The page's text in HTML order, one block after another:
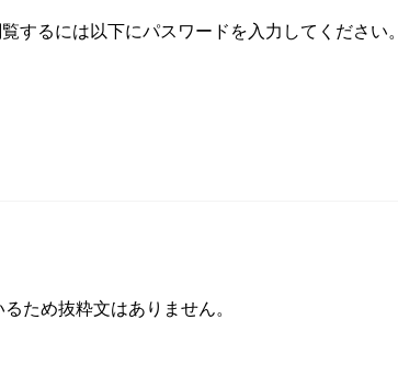
するには以下にパスワードを入力してください。
ため抜粋文はありません。